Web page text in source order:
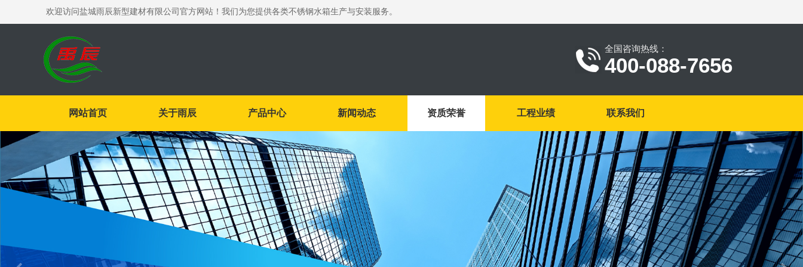
欢迎访问盐城雨辰新型建材有限公司官方网站！我们为您提供各类不锈钢水箱生产与安装服务。
全国咨询热线：
400-088-7656
网站首页 关于雨辰 产品中心 新闻动态 资质荣誉 工程业绩 联系我们